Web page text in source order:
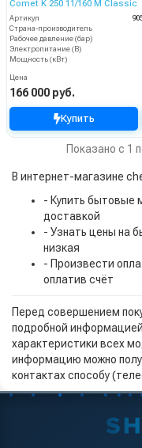
Comet K 250 11/160 M Classic
Артикул
Страна-производитель
Рабочее давление (бар)
Электропитание (В)
Мощность (кВт)
Цена
166 000 руб.
Купить
Показано с 1
В интернет-магазине
- Купить бытовые
доставкой
- Узнать цены на
низкая
- Произвести
оплатив счёт
Перед совершением
подробной
характеристики всех
информацию можно
контактах способу